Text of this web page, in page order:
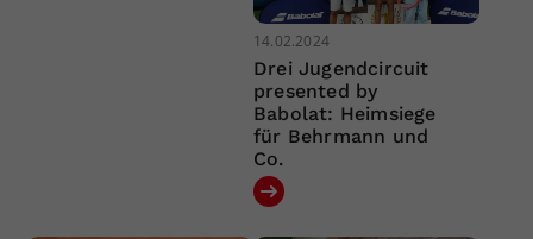
14.02.2024
Drei Jugendcircuit
presented by
Babolat: Heimsiege
für Behrmann und
Co.